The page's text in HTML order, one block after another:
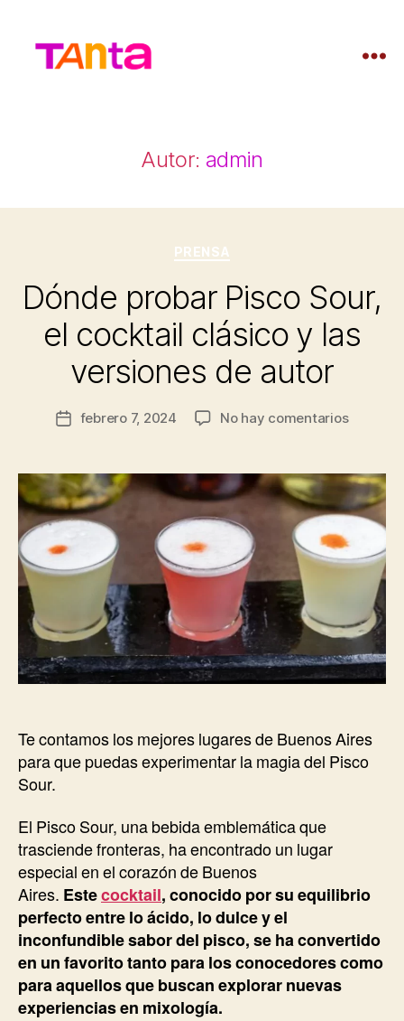
Autor: admin
Categorías
PRENSA
Dónde probar Pisco Sour,
el cocktail clásico y las
versiones de autor
Fecha
entrada
febrero 7, 2024 No hay comentariosen
Pisco
Sour,
el
cocktail
clásico
de
autor
Te contamos los mejores lugares de Buenos Aires
para que puedas experimentar la magia del Pisco
Sour.
El Pisco Sour, una bebida emblemática que
trasciende fronteras, ha encontrado un lugar
especial en el corazón de Buenos
Aires. Estecocktail, conocido por su equilibrio
perfecto entre lo ácido, lo dulce y el
inconfundible sabor del pisco, se ha convertido
en un favorito tanto para los conocedores como
para aquellos que buscan explorar nuevas
experiencias en mixología.